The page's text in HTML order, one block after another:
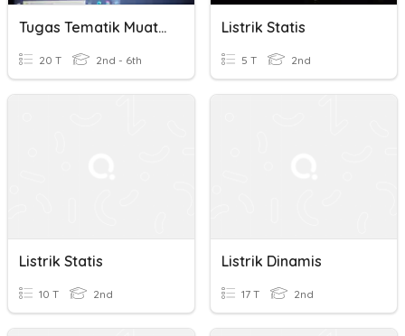
Tugas Tematik Muatan IPA Dan IPS Sub Tema 2
20 T 2nd - 6th
Listrik Statis
5 T 2nd
Listrik Statis
10 T 2nd
Listrik Dinamis
17 T 2nd